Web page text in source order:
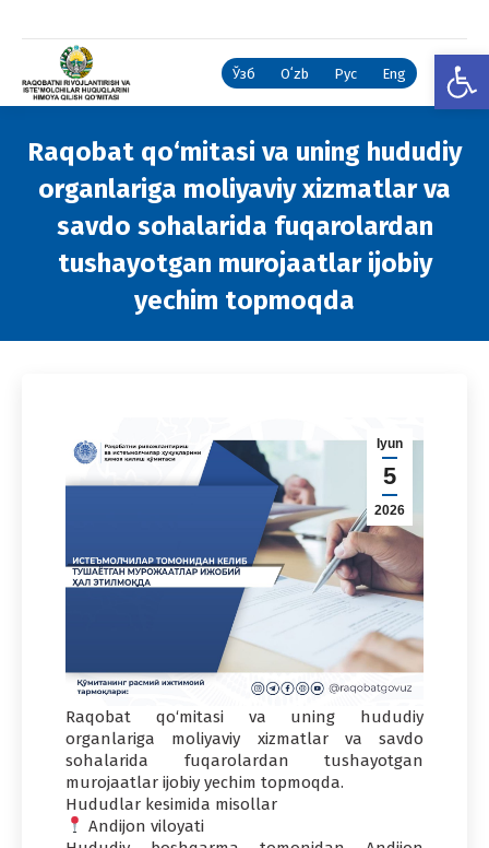
Ўзб Oʻzb Рус Eng
Raqobat qo‘mitasi va uning hududiy
organlariga moliyaviy xizmatlar va
savdo sohalarida fuqarolardan
tushayotgan murojaatlar ijobiy
yechim topmoqda
Iyun
5
2026
Raqobat qo‘mitasi va uning hududiy
organlariga moliyaviy xizmatlar va savdo
sohalarida fuqarolardan tushayotgan
murojaatlar ijobiy yechim topmoqda.
Hududlar kesimida misollar
Andijon viloyati